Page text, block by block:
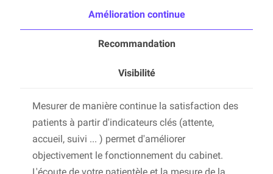
Amélioration continue
Recommandation
Visibilité
Mesurer de manière continue la satisfaction des
patients à partir d'indicateurs clés (attente,
accueil, suivi ... ) permet d'améliorer
objectivement le fonctionnement du cabinet.
L'écoute de votre patientèle et la mesure de la